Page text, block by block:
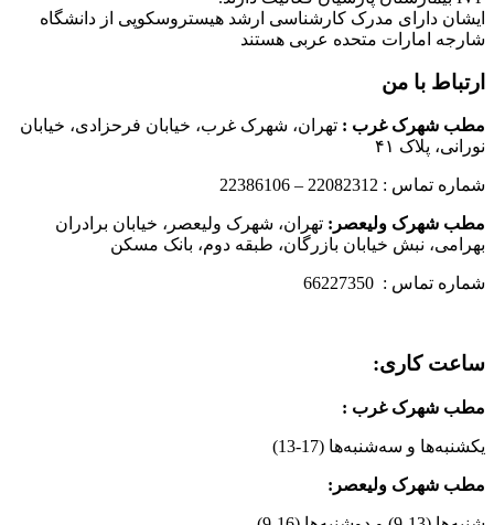
ایشان دارای مدرک کارشناسی ارشد هیستروسکوپی از دانشگاه
شارجه امارات متحده عربی هستند
ارتباط با من
مطب شهرک غرب : تهران، شهرک غرب، خیابان فرحزادی، خیابان
نورانی، پلاک ۴۱
شماره تماس : 22082312 – 22386106
مطب شهرک ولیعصر: تهران، شهرک ولیعصر، خیابان برادران
بهرامی، نبش خیابان بازرگان، طبقه دوم، بانک مسکن
شماره تماس : 66227350
ساعت کاری:
مطب شهرک غرب :
یکشنبه‌ها و سه‌شنبه‌ها (17-13)
مطب شهرک ولیعصر: